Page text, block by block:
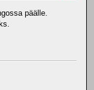
päälle.